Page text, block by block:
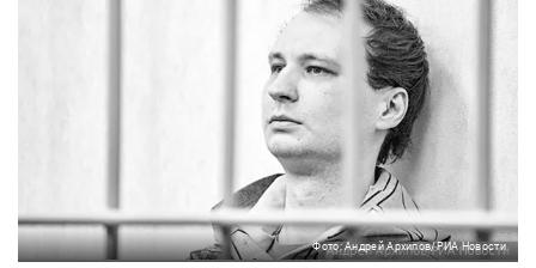
Фото: Андрей Архипов/РИА Новости